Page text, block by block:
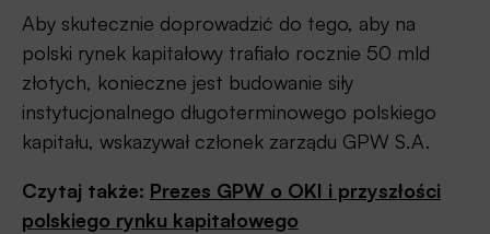
Aby skutecznie doprowadzić do tego, aby na
polski rynek kapitałowy trafiało rocznie 50 mld
złotych, konieczne jest budowanie siły
instytucjonalnego długoterminowego polskiego
kapitału, wskazywał członek zarządu GPW S.A.
Czytaj także: Prezes GPW o OKI i przyszłości
polskiego rynku kapitałowego